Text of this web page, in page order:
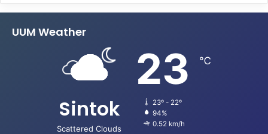
UUM Weather
Sintok
Scattered Clouds
23 ℃
23º - 22º
94%
0.52 km/h